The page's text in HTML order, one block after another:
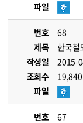
파일
번호
68
제목
한국철
작성일
2015-
조회수
19,840
파일
번호
67